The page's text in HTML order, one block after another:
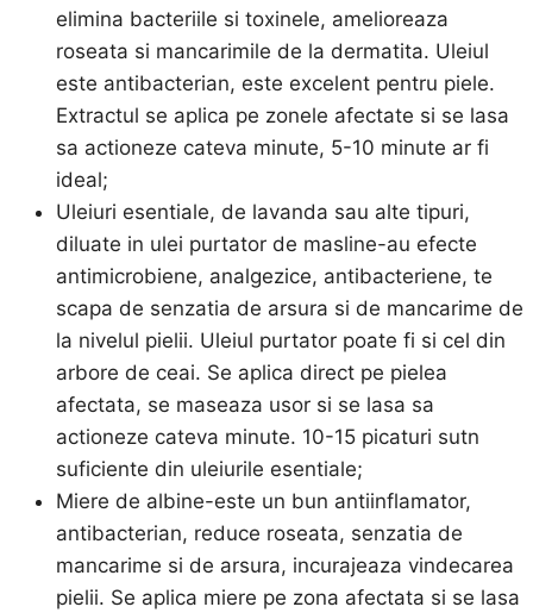
elimina bacteriile si toxinele, amelioreaza
roseata si mancarimile de la dermatita. Uleiul
este antibacterian, este excelent pentru piele.
Extractul se aplica pe zonele afectate si se lasa
sa actioneze cateva minute, 5-10 minute ar fi
ideal;
Uleiuri esentiale, de lavanda sau alte tipuri,
diluate in ulei purtator de masline-au efecte
antimicrobiene, analgezice, antibacteriene, te
scapa de senzatia de arsura si de mancarime de
la nivelul pielii. Uleiul purtator poate fi si cel din
arbore de ceai. Se aplica direct pe pielea
afectata, se maseaza usor si se lasa sa
actioneze cateva minute. 10-15 picaturi sutn
suficiente din uleiurile esentiale;
Miere de albine-este un bun antiinflamator,
antibacterian, reduce roseata, senzatia de
mancarime si de arsura, incurajeaza vindecarea
pielii. Se aplica miere pe zona afectata si se lasa